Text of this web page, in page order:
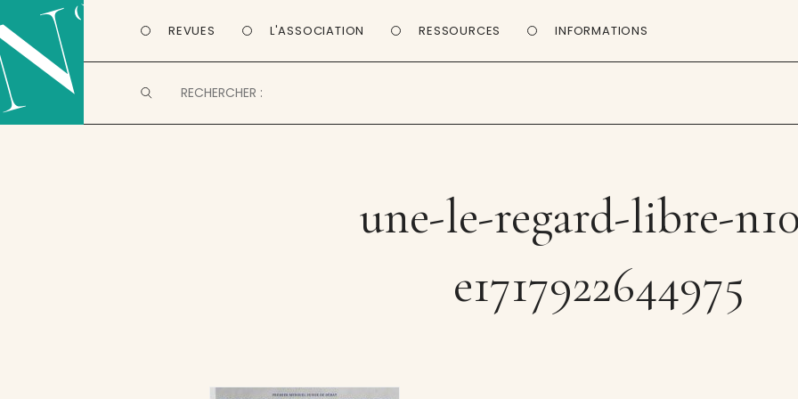
REVUES L'ASSOCIATION RESSOURCES INFORMATIONS
une-le-regard-libre-
e1717922644975